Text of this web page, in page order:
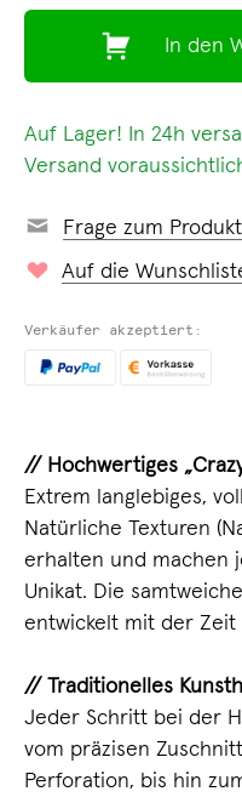
In den
Auf Lager! In 24h
Versand
Frage zum Produkt
Auf die
Verkäufer akzeptiert:
// Hochwertiges
Extrem langlebiges,
Natürliche Texturen
erhalten und machen
Unikat. Die
entwickelt mit der Zeit
// Traditionelles
Jeder Schritt bei der
vom präzisen
Perforation, bis hin